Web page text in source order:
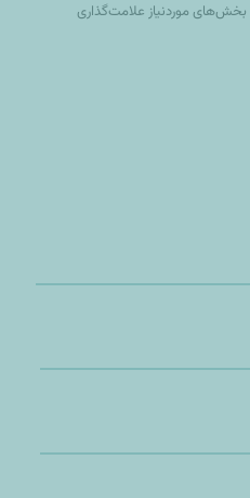
بخش‌های موردنیاز علامت‌گذاری